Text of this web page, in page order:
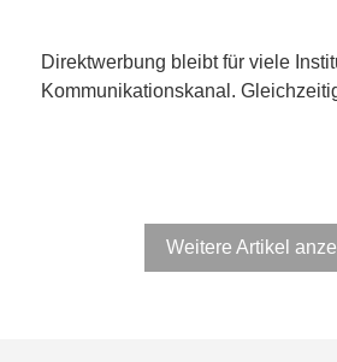
Direktwerbung bleibt für viele
Kommunikationskanal.
Weitere Artikel